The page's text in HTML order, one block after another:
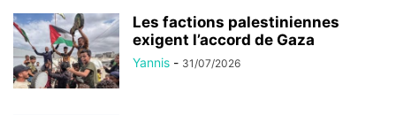
Les factions palestiniennes
exigent l’accord de Gaza
Yannis - 31/07/2026